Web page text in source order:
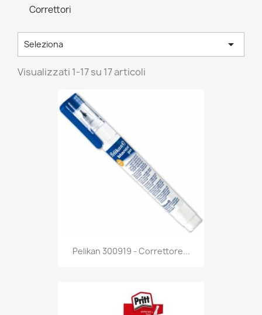
Correttori
Seleziona 
Visualizzati 1-17 su 17 articoli
Anteprima
Pelikan 300919 - Correttore...